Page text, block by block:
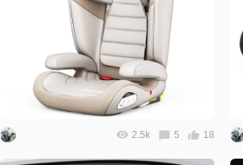
2.5k 5 18